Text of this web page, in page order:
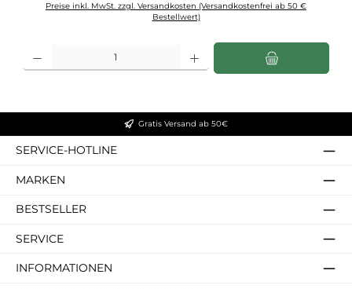
Preise inkl. MwSt. zzgl. Versandkosten (Versandkostenfrei ab 50 €
Bestellwert)
Produkt Anzahl: Gib den gewünschten Wert ein oder benutze die Schaltflächen
Gratis Versand ab 50€
SERVICE-HOTLINE
MARKEN
BESTSELLER
SERVICE
INFORMATIONEN